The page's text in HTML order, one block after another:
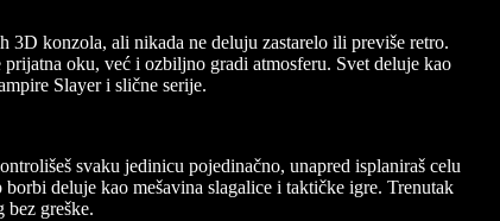
konzola, ali nikada ne deluju zastarelo ili previše retro.
oku, već i ozbiljno gradi atmosferu. Svet deluje kao
Slayer i slične serije.
svaku jedinicu pojedinačno, unapred isplaniraš celu
deluje kao mešavina slagalice i taktičke igre. Trenutak
bez greške.